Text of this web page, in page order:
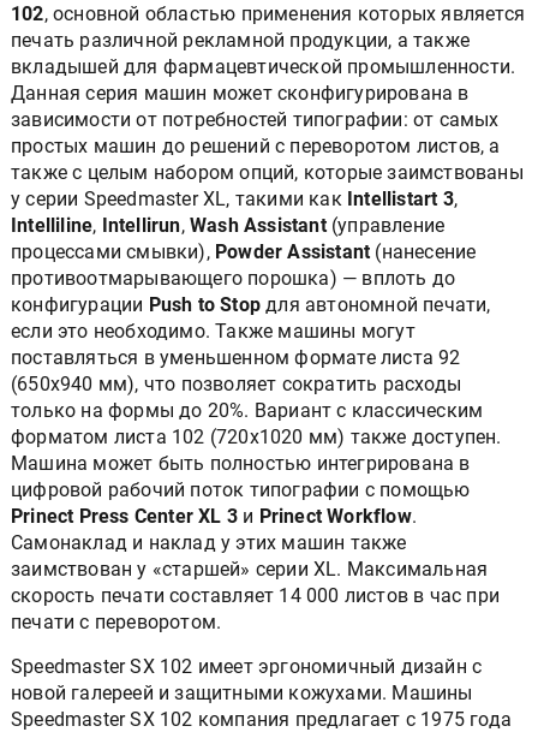
102, основной областью применения которых является
печать различной рекламной продукции, а также
вкладышей для фармацевтической промышленности.
Данная серия машин может сконфигурирована в
зависимости от потребностей типографии: от самых
простых машин до решений с переворотом листов, а
также с целым набором опций, которые заимствованы
у серии Speedmaster XL, такими как Intellistart 3,
Intelliline, Intellirun,Wash Assistant(управление
процессами смывки), Powder Assistant (нанесение
противоотмарывающего порошка) — вплоть до
конфигурации Push to Stop для автономной печати,
если это необходимо. Также машины могут
поставляться в уменьшенном формате листа 92
(650х940 мм), что позволяет сократить расходы
только на формы до 20%. Вариант с классическим
форматом листа 102 (720x1020 мм) также доступен.
Машина может быть полностью интегрирована в
цифровой рабочий поток типографии с помощью
Prinect Press Center XL 3 и Prinect Workflow.
Самонаклад и наклад у этих машин также
заимствован у «старшей» серии XL. Максимальная
скорость печати составляет 14 000 листов в час при
печати с переворотом.
Speedmaster SX 102 имеет эргономичный дизайн с
новой галереей и защитными кожухами. Машины
Speedmaster SX 102 компания предлагает с 1975 года